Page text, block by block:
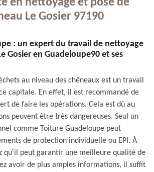
Le Gosier 97190
: un expert du travail de nettoyage
Gosier en Guadeloupe90 et ses
au niveau des chêneaux est un travail
capitale. En effet, il est recommandé de
de faire les opérations. Cela est dû au
peuvent être très dangereuses. Seul un
comme Toiture Guadeloupe peut
de protection individuelle ou EPI. À
qu'il peut garantir une meilleure qualité de
avoir de plus amples informations, il suffit